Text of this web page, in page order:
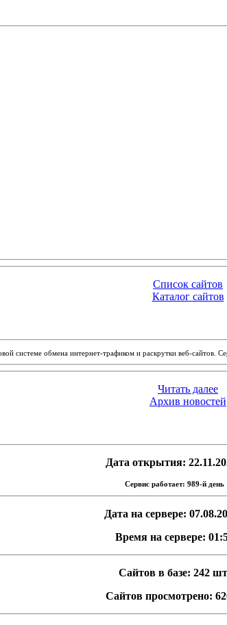
Список сайтов
Каталог сайтов
системе обмена интернет-трафиком и раскрутки веб-
Читать далее
Архив новостей
Дата открытия:
Сервис работает: 989-й день
Дата на сервере:
Время на сервере:
Сайтов в базе: 242
Сайтов просмотрено: